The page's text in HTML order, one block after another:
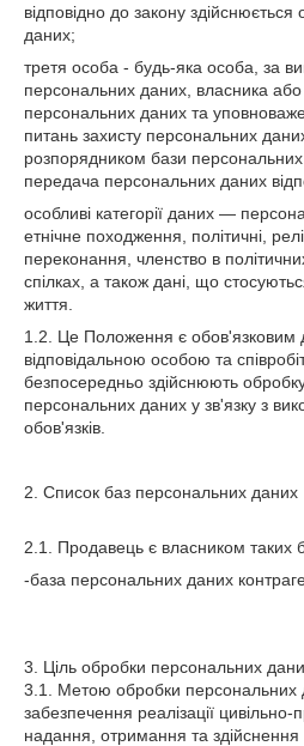
відповідно до закону
даних;
третя особа - будь-яка особа, за
персональних даних, власника
персональних даних та
питань захисту персональних
розпорядником бази
передача персональних даних
особливі категорії даних —
етнічне походження, політичні,
переконання, членство в
спілках, а також дані, що
життя.
1.2. Це Положення є обов'язковим
відповідальною особою та
безпосередньо здійснюють
персональних даних у зв'язку з
обов'язків.
2. Список баз персональних даних
2.1. Продавець є власником таких
-база персональних даних
3. Ціль обробки персональних
3.1. Метою обробки персональних
забезпечення реалізації цивільно-
надання, отримання та здійснення